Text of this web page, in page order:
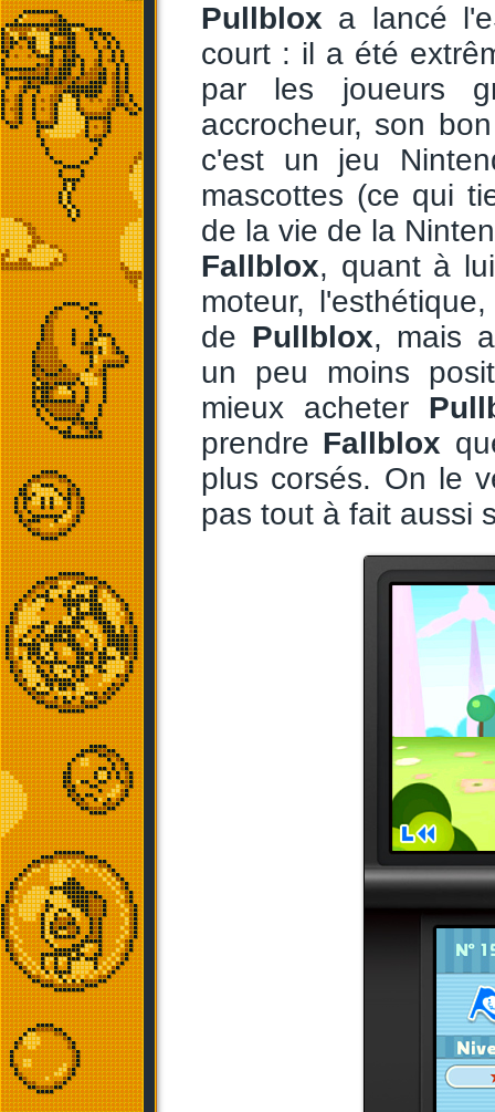
Pullblox a lancé
court : il a été
par les joueurs
accrocheur, son
c'est un jeu
mascottes (ce qui
de la vie de la
Fallblox, quant à
moteur,
de Pullblox, mais
un peu moins
mieux acheter
prendre Fallblox
plus corsés. On le
pas tout à fait aussi